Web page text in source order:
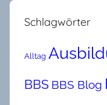
Schlagwörter
Alltag
BBS BBS Blog